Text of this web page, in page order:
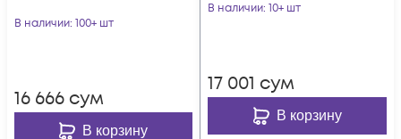
В наличии: 100+ шт
16 666 сум
В корзину
В наличии: 10+ шт
17 001 сум
В корзину